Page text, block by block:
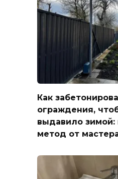
Как
ограждения,
выдавило
метод от